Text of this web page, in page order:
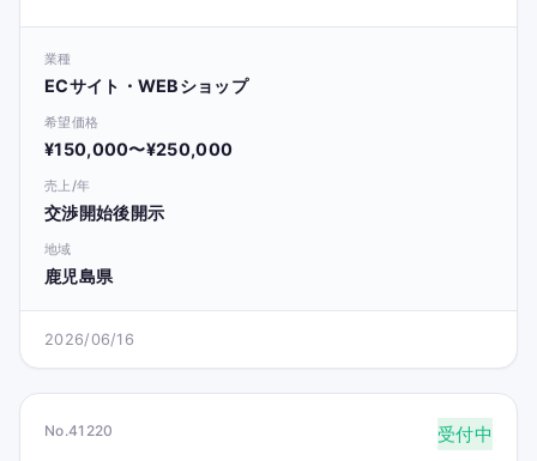
業種
ECサイト・WEBショップ
希望価格
¥150,000〜¥250,000
売上/年
交渉開始後開示
地域
鹿児島県
2026/06/16
No.41220 受付中